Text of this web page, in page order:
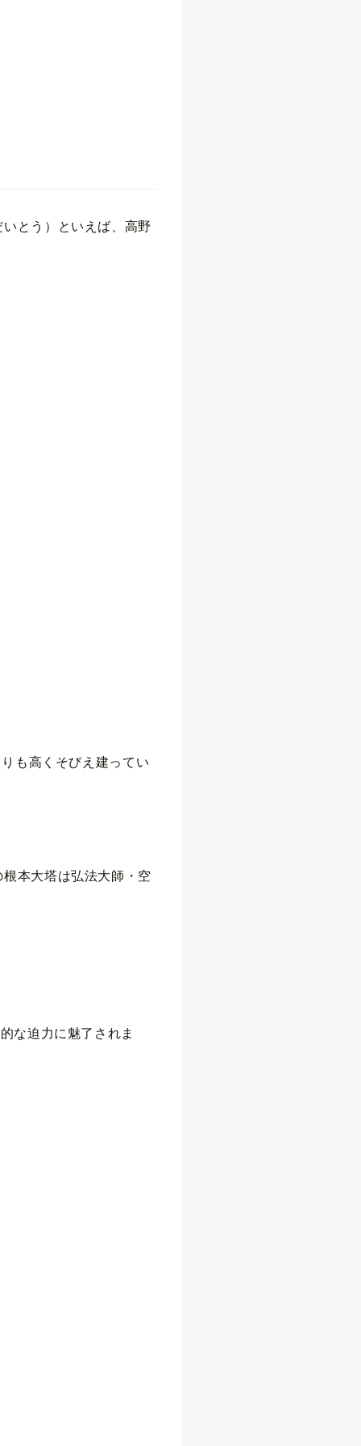
とう）といえば、高野
も高くそびえ建ってい
本大塔は弘法大師・空
な迫力に魅了されま